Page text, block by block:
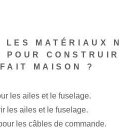
LES MATÉRIAUX N
POUR CONSTRUIR
MAISON ?
les ailes et le fuselage.
les ailes et le fuselage.
les câbles de commande.